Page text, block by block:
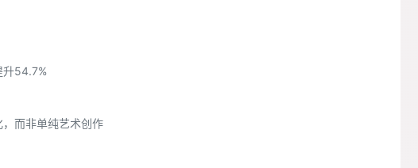
升54.7%
而非单纯艺术创作